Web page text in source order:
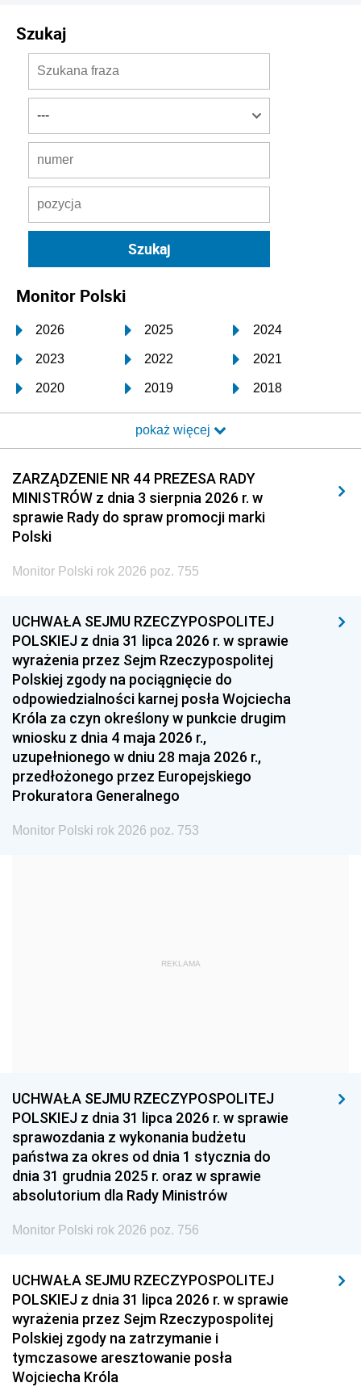
Szukaj
Monitor Polski
2026 2025 2024
2023 2022 2021
2020 2019 2018
2017 2016 2015
2014 2013 2012
2011 2010 2009
2008 2007 2006
2005
1996 1995 1994
1993 1992 1991
1990 1989
1987 1986 1985
1984 1983
1981 1980 1979
1978 1977
1975 1974
1959
1939 1938 1937
1936 1930
pokaż więcej
ZARZĄDZENIE NR 44 PREZESA RADY
MINISTRÓW z dnia 3 sierpnia 2026 r. w
sprawie Rady do spraw promocji marki
Polski
Monitor Polski rok 2026 poz. 755
UCHWAŁA SEJMU RZECZYPOSPOLITEJ
POLSKIEJ z dnia 31 lipca 2026 r. w sprawie
wyrażenia przez Sejm Rzeczypospolitej
Polskiej zgody na pociągnięcie do
odpowiedzialności karnej posła Wojciecha
Króla za czyn określony w punkcie drugim
wniosku z dnia 4 maja 2026 r.,
uzupełnionego w dniu 28 maja 2026 r.,
przedłożonego przez Europejskiego
Prokuratora Generalnego
Monitor Polski rok 2026 poz. 753
REKLAMA
UCHWAŁA SEJMU RZECZYPOSPOLITEJ
POLSKIEJ z dnia 31 lipca 2026 r. w sprawie
sprawozdania z wykonania budżetu
państwa za okres od dnia 1 stycznia do
dnia 31 grudnia 2025 r. oraz w sprawie
absolutorium dla Rady Ministrów
Monitor Polski rok 2026 poz. 756
UCHWAŁA SEJMU RZECZYPOSPOLITEJ
POLSKIEJ z dnia 31 lipca 2026 r. w sprawie
wyrażenia przez Sejm Rzeczypospolitej
Polskiej zgody na zatrzymanie i
tymczasowe aresztowanie posła
Wojciecha Króla